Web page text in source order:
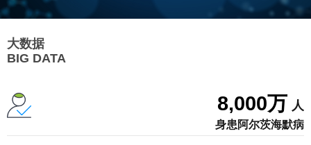
大数据
BIG DATA
8,000万 人
身患阿尔茨海默病